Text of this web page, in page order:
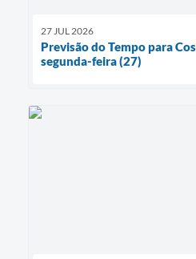
27 JUL 2026
Previsão do Tempo para
segunda-feira (27)